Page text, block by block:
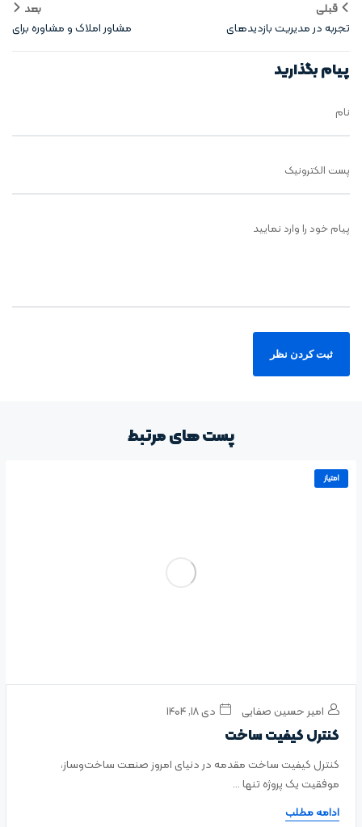
قبلی
تجربه در مدیریت بازدیدهای
حضوری
بعد
مشاور املاک و مشاوره برای
دکوراسیون ملک
پیام بگذارید
نام
پست الکترونیک
پیام خود را وارد نمایید
پست های مرتبط
امتیاز
امیر حسین صفایی دی ۱۸, ۱۴۰۴
کنترل کیفیت ساخت
کنترل کیفیت ساخت مقدمه در دنیای امروز صنعت ساخت‌وساز،
موفقیت یک پروژه تنها ...
ادامه مطلب